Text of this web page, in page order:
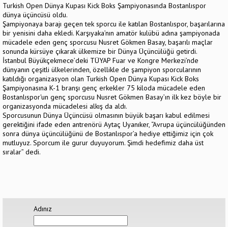
Turkish Open Dünya Kupası Kick Boks Şampiyonasında Bostanlıspor
dünya üçüncüsü oldu.
Şampiyonaya barajı geçen tek sporcu ile katılan Bostanlıspor, başarılarına
bir yenisini daha ekledi. Karşıyaka’nın amatör kulübü adına şampiyonada
mücadele eden genç sporcusu Nusret Gökmen Basay, başarılı maçlar
sonunda kürsüye çıkarak ülkemize bir Dünya Üçüncülüğü getirdi.
İstanbul Büyükçekmece’deki TÜYAP Fuar ve Kongre Merkezi’nde
dünyanın çeşitli ülkelerinden, özellikle de şampiyon sporcularının
katıldığı organizasyon olan Turkish Open Dünya Kupası Kick Boks
Şampiyonasına K-1 branşı genç erkekler 75 kiloda mücadele eden
Bostanlıspor'un genç sporcusu Nusret Gökmen Basay’ın ilk kez böyle bir
organizasyonda mücadelesi alkış da aldı.
Sporcusunun Dünya Üçüncüsü olmasının büyük başarı kabul edilmesi
gerektiğini ifade eden antrenörü Aytaç Uyanıker, “Avrupa üçüncülüğünden
sonra dünya üçüncülüğünü de Bostanlıspor’a hediye ettiğimiz için çok
mutluyuz. Sporcum ile gurur duyuyorum. Şimdi hedefimiz daha üst
sıralar” dedi.
Adınız